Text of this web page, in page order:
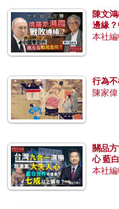
陳文
邊緣
本社
行為
陳家偉
關品
心 藍
本社